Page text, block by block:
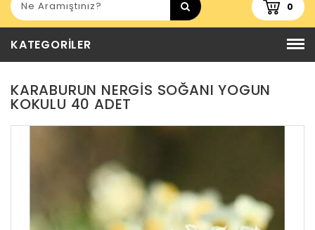
0
KATEGORILER
KARABURUN NERGIS SOĞANI YOGUN
KOKULU 40 ADET